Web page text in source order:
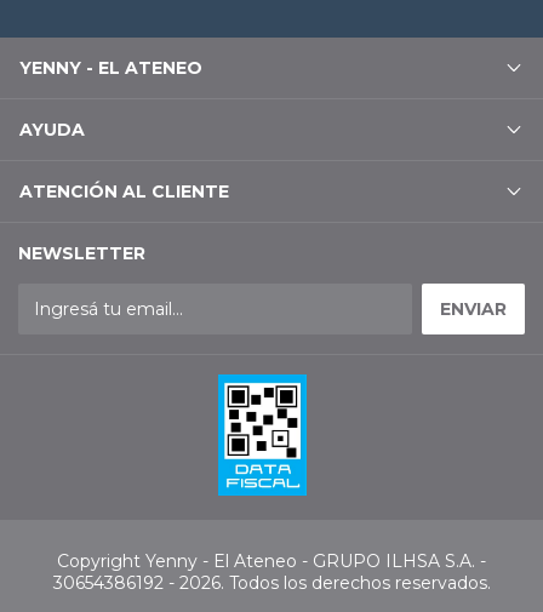
YENNY - EL ATENEO
AYUDA
ATENCIÓN AL CLIENTE
NEWSLETTER
Copyright Yenny - El Ateneo - GRUPO ILHSA S.A. -
30654386192 - 2026. Todos los derechos reservados.